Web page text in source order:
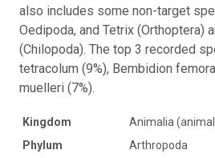
also includes some non-target
Oedipoda, and Tetrix (Orthoptera)
(Chilopoda). The top 3 recorded
tetracolum (9%), Bembidion
muelleri (7%).
Kingdom
Animalia
Phylum
Arthropoda